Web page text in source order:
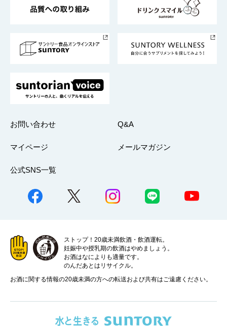
採用情報
お問い合わせ Q&A
マイページ メールマガジン
公式SNS一覧
ストップ！20歳未満飲酒・飲酒運転。
妊娠中や授乳期の飲酒はやめましょう。
お酒はなによりも適量です。
のんだあとはリサイクル。
お酒に関する情報の20歳未満の方への転送および共有はご遠慮ください。